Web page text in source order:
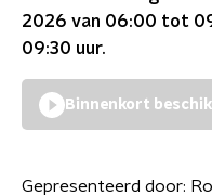
2026 van 06:00 tot
09:30 uur.
Binnenkort
Gepresenteerd door: